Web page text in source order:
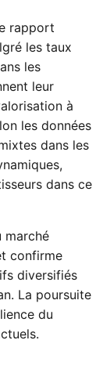
rapport
les taux
les
leur
à
les données
dans les
dans ce
marché
confirme
diversifiés
La poursuite
du